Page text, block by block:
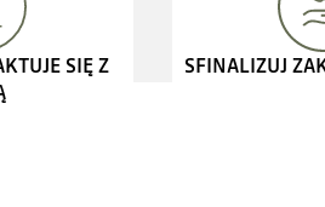
SIĘ Z
SFINALIZUJ